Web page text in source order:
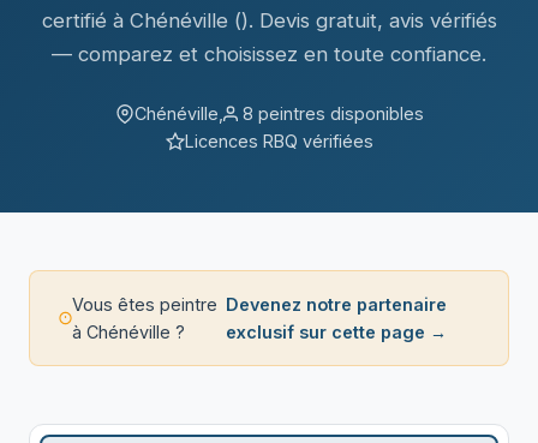
certifié à Chénéville (). Devis gratuit, avis vérifiés
— comparez et choisissez en toute confiance.
Chénéville,
8 peintres disponibles
Licences RBQ vérifiées
Vous êtes peintre
à Chénéville ?
Devenez notre partenaire
exclusif sur cette page →